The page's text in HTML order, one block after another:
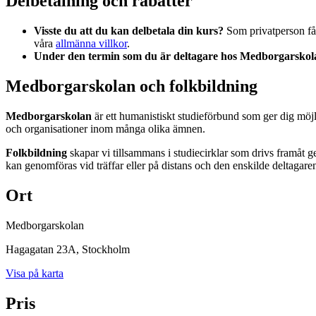
Visste du att du kan delbetala din kurs? Som privatperson
våra allmänna villkor.
Under den termin som du är deltagare hos
Medborgarskolan och folkbildning
Medborgarskolan är ett humanistiskt studieförbund som ger dig
och organisationer inom många olika ämnen.
Folkbildning skapar vi tillsammans i studiecirklar som drivs framåt
kan genomföras vid träffar eller på distans och den enskilde
Ort
Medborgarskolan
Hagagatan 23A, Stockholm
Visa på karta
Pris